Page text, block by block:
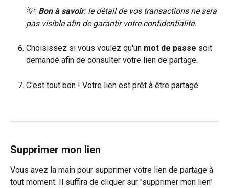
💡 Bon à savoir: le détail de vos transactions ne sera
pas visible afin de garantir votre confidentialité.
Choisissez si vous voulez qu'un mot de passe soit
demandé afin de consulter votre lien de partage.
C'est tout bon ! Votre lien est prêt à être partagé.
Supprimer mon lien
Vous avez la main pour supprimer votre lien de partage à
tout moment. Il suffira de cliquer sur "supprimer mon lien"